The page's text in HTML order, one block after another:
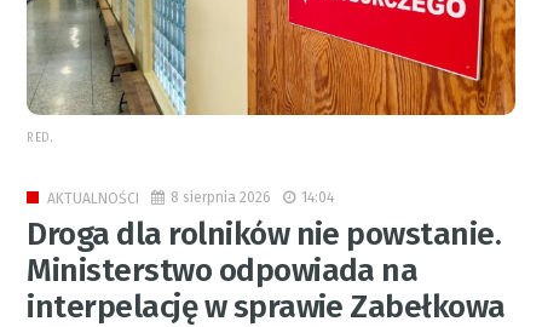
RED.
AKTUALNOŚCI 8 sierpnia 2026 14:04
Droga dla rolników nie powstanie.
Ministerstwo odpowiada na
interpelację w sprawie Zabełkowa